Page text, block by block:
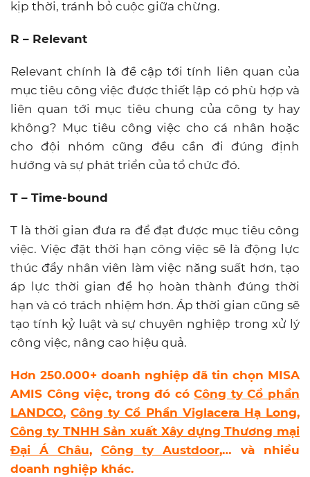
kịp thời, tránh bỏ cuộc giữa chừng.
R – Relevant
Relevant chính là đề cập tới tính liên quan của
mục tiêu công việc được thiết lập có phù hợp và
liên quan tới mục tiêu chung của công ty hay
không? Mục tiêu công việc cho cá nhân hoặc
cho đội nhóm cũng đều cần đi đúng định
hướng và sự phát triển của tổ chức đó.
T – Time-bound
T là thời gian đưa ra để đạt được mục tiêu công
việc. Việc đặt thời hạn công việc sẽ là động lực
thúc đẩy nhân viên làm việc năng suất hơn, tạo
áp lực thời gian để họ hoàn thành đúng thời
hạn và có trách nhiệm hơn. Áp thời gian cũng sẽ
tạo tính kỷ luật và sự chuyên nghiệp trong xử lý
công việc, nâng cao hiệu quả.
Hơn 250.000+ doanh nghiệp đã tin chọn MISA
AMIS Công việc, trong đó cóCông ty Cổ phần
LANDCO,Công ty Cổ Phần Viglacera Hạ Long,
Công ty TNHH Sản xuất Xây dựng Thương mại
Đại Á Châu, Công ty Austdoor,… và nhiều
doanh nghiệp khác.